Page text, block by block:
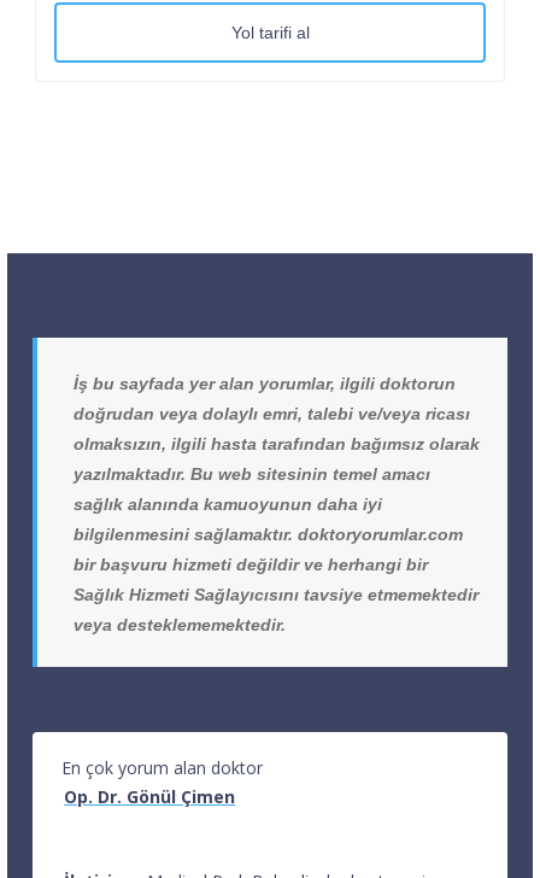
Yol tarifi al
İş bu sayfada yer alan yorumlar, ilgili doktorun
doğrudan veya dolaylı emri, talebi ve/veya ricası
olmaksızın, ilgili hasta tarafından bağımsız olarak
yazılmaktadır. Bu web sitesinin temel amacı
sağlık alanında kamuoyunun daha iyi
bilgilenmesini sağlamaktır. doktoryorumlar.com
bir başvuru hizmeti değildir ve herhangi bir
Sağlık Hizmeti Sağlayıcısını tavsiye etmemektedir
veya desteklememektedir.
En çok yorum alan doktor
Op. Dr. Gönül Çimen